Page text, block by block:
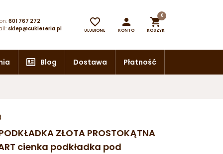
601 767 272
sklep@cukieteria.pl

ULUBIONE

KONTO

0
KOSZYK
Blog Dostawa Płatność
ZŁOTA PROSTOKĄTNA
cienka podkładka pod